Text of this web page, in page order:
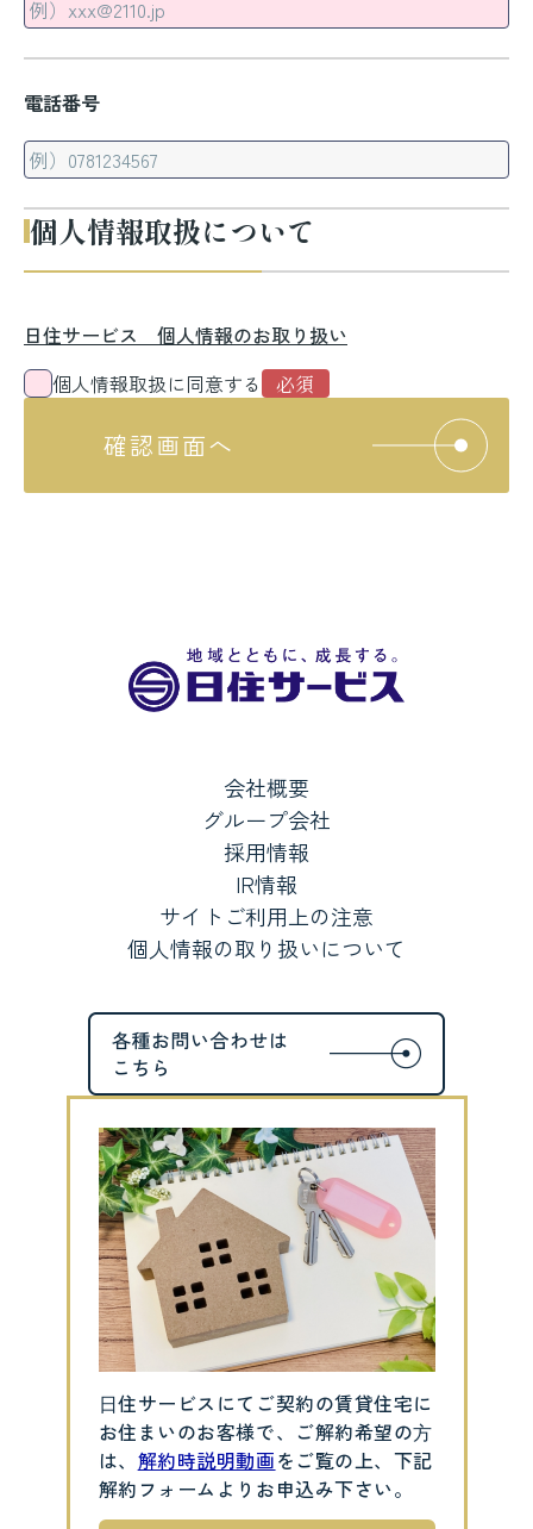
電話番号
個人情報取扱について
日住サービス 個人情報のお取り扱い
個人情報取扱に同意する
確認画面へ
会社概要
グループ会社
採用情報
IR情報
サイトご利用上の注意
個人情報の取り扱いについて
⽇住サービスにてご契約の賃貸住宅に
お住まいのお客様で、ご解約希望の⽅
は、 解約時説明動画をご覧の上、下記
解約フォームよりお申込み下さい。